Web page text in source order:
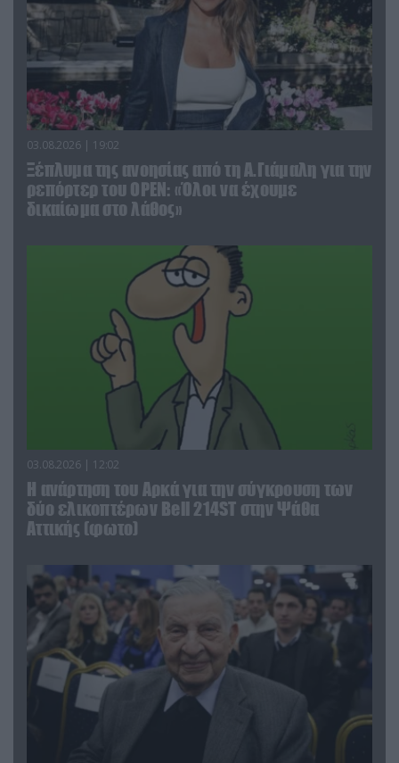
03.08.2026 | 19:02
Ξέπλυμα της ανοησίας από τη Α.Γιάμαλη για την
ρεπόρτερ του ΟΡΕΝ: «Όλοι να έχουμε
δικαίωμα στο λάθος»
03.08.2026 | 12:02
Η ανάρτηση του Αρκά για την σύγκρουση των
δύο ελικοπτέρων Bell 214ST στην Ψάθα
Αττικής (φωτο)